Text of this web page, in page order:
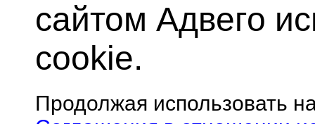
сайтом Адвего
cookie.
Продолжая использовать